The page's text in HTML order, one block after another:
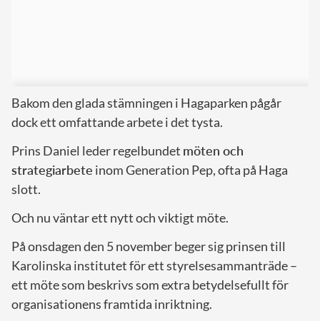
Bakom den glada stämningen i Hagaparken pågår
dock ett omfattande arbete i det tysta.
Prins Daniel leder regelbundet möten och
strategiarbete inom Generation Pep, ofta på Haga
slott.
Och nu väntar ett nytt och viktigt möte.
På onsdagen den 5 november beger sig prinsen till
Karolinska institutet för ett styrelsesammanträde –
ett möte som beskrivs som extra betydelsefullt för
organisationens framtida inriktning.